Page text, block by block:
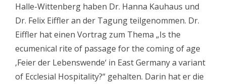
Halle-Wittenberg haben Dr. Hanna Kauhaus und
Dr. Felix Eiffler an der Tagung teilgenommen. Dr.
Eiffler hat einen Vortrag zum Thema „Is the
ecumenical rite of passage for the coming of age
‚Feier der Lebenswende‘ in East Germany a variant
of Ecclesial Hospitality?“ gehalten. Darin hat er die